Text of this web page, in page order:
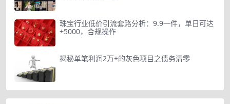
珠宝行业低价引流套路分析：9.9一件，单日可达
+5000，合规操作
揭秘单笔利润2万+的灰色项目之债务清零